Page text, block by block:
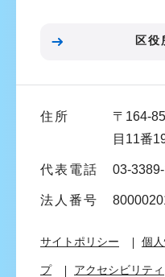
ま
区役
住所
〒164-
目11番
代表電話 03-3389-
法人番号
サイトポリシー 個
プ アクセシビリティ